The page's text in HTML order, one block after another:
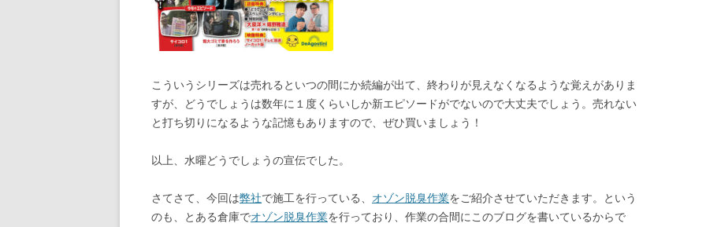
こういうシリーズは売れるといつの間にか続編が出て、終わりが見えなくなるような覚えがありま
すが、どうでしょうは数年に１度くらいしか新エピソードがでないので大丈夫でしょう。売れない
と打ち切りになるような記憶もありますので、ぜひ買いましょう！
以上、水曜どうでしょうの宣伝でした。
さてさて、今回は弊社で施工を行っている、 オゾン脱臭作業をご紹介させていただきます。という
のも、とある倉庫でオゾン脱臭作業を行っており、作業の合間にこのブログを書いているからで